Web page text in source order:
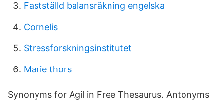
Fastställd balansräkning engelska
Cornelis
Stressforskningsinstitutet
Marie thors
Synonyms for Agil in Free Thesaurus. Antonyms